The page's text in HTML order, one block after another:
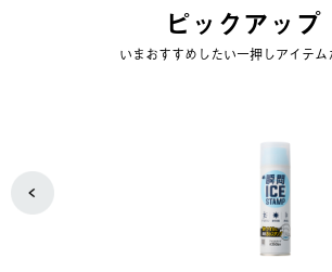
ピックアップ
いまおすすめしたい一押しアイテム